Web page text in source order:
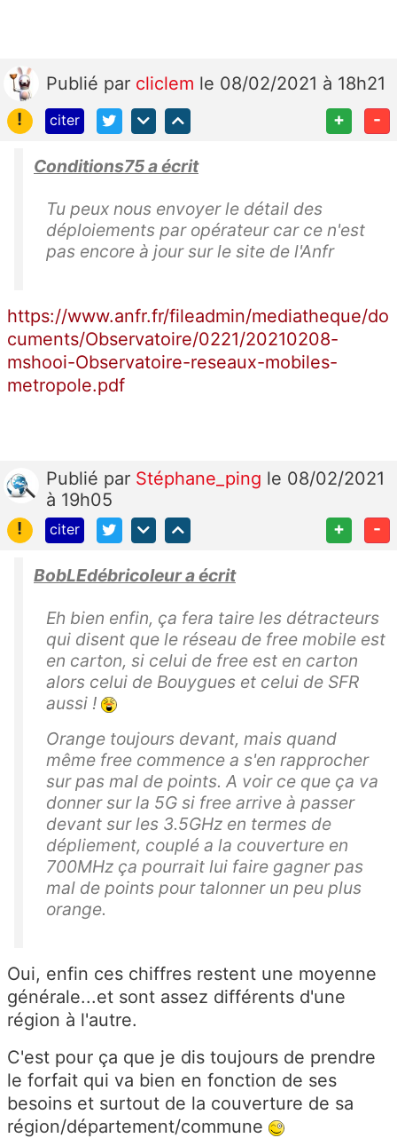
Publié par cliclem le 08/02/2021 à 18h21
!
citer + -
Conditions75 a écrit
Tu peux nous envoyer le détail des
déploiements par opérateur car ce n'est
pas encore à jour sur le site de l'Anfr
https://www.anfr.fr/fileadmin/mediatheque/do
cuments/Observatoire/0221/20210208-
mshooi-Observatoire-reseaux-mobiles-
metropole.pdf
Publié par Stéphane_ping le 08/02/2021
à 19h05
!
citer + -
BobLEdébricoleur a écrit
Eh bien enfin, ça fera taire les détracteurs
qui disent que le réseau de free mobile est
en carton, si celui de free est en carton
alors celui de Bouygues et celui de SFR
aussi !
Orange toujours devant, mais quand
même free commence a s'en rapprocher
sur pas mal de points. A voir ce que ça va
donner sur la 5G si free arrive à passer
devant sur les 3.5GHz en termes de
dépliement, couplé a la couverture en
700MHz ça pourrait lui faire gagner pas
mal de points pour talonner un peu plus
orange.
Oui, enfin ces chiffres restent une moyenne
générale...et sont assez différents d'une
région à l'autre.
C'est pour ça que je dis toujours de prendre
le forfait qui va bien en fonction de ses
besoins et surtout de la couverture de sa
région/département/commune